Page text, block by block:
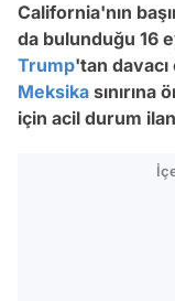
California'nın
da bulunduğu 16
Trump'tan
Meksika
için acil durum